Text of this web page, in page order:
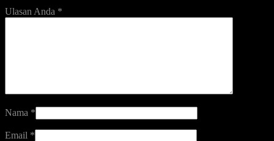
Ulasan Anda *
Nama *
Email *